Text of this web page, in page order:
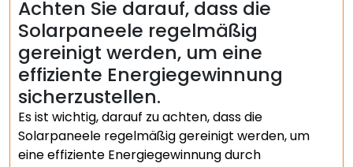
Achten Sie darauf, dass die
Solarpaneele regelmäßig
gereinigt werden, um eine
effiziente Energiegewinnung
sicherzustellen.
Es ist wichtig, darauf zu achten, dass die
Solarpaneele regelmäßig gereinigt werden, um
eine effiziente Energiegewinnung durch